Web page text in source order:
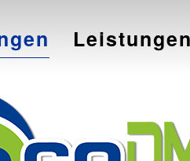
Leistungen